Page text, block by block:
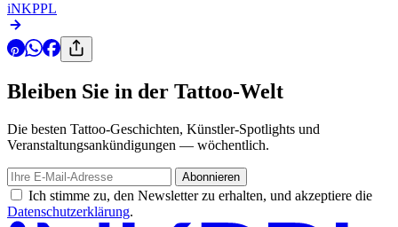
iNKPPL
Bleiben Sie in der Tattoo-Welt
Die besten Tattoo-Geschichten, Künstler-Spotlights und
Veranstaltungsankündigungen — wöchentlich.
Abonnieren
Ich stimme zu, den Newsletter zu erhalten, und akzeptiere die
Datenschutzerklärung.